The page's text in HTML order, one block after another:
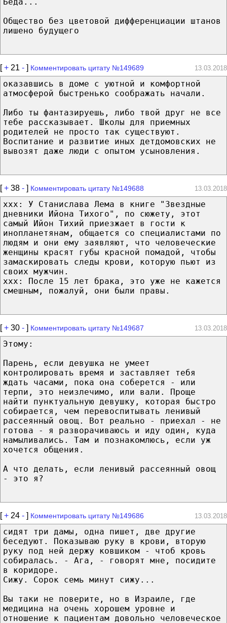
Общество без цветовой дифференциации штанов
лишено будущего
[+ 21 - ] Комментировать цитату №149689 13.03.2018
оказавшись в доме с уютной и комфортной
атмосферой быстренько соображать начали.
Либо ты фантазируешь, либо твой друг не все
тебе рассказывает. Школы для приемных
родителей не просто так существуют.
Воспитание и развитие иных детдомовских не
вывозят даже люди с опытом усыновления.
[+ 38 - ] Комментировать цитату №149688 13.03.2018
xxx: У Станислава Лема в книге "Звездные
дневники Ийона Тихого", по сюжету, этот
самый Ийон Тихий приезжает в гости к
инопланетянам, общается со специалистами по
людям и они ему заявляют, что человеческие
женщины красят губы красной помадой, чтобы
замаскировать следы крови, которую пьют из
своих мужчин.
xxx: После 15 лет брака, это уже не кажется
смешным, пожалуй, они были правы.
[+ 30 - ] Комментировать цитату №149687 13.03.2018
Этому:
Парень, если девушка не умеет
контролировать время и заставляет тебя
ждать часами, пока она соберется - или
терпи, это неизлечимо, или вали. Проще
найти пунктуальную девушку, которая быстро
собирается, чем перевоспитывать ленивый
рассеянный овощ. Вот реально - приехал - не
готова - я разворачиваюсь и иду один, куда
намыливались. Там и познакомлюсь, если уж
хочется общения.
А что делать, если ленивый рассеянный овощ
- это я?
[+ 24 - ] Комментировать цитату №149686 13.03.2018
сидят три дамы, одна пишет, две другие
беседуют. Показываю руку в крови, вторую
руку под ней держу ковшиком - чтоб кровь
собиралась. - Ага, - говорят мне, посидите
в коридоре.
Сижу. Сорок семь минут сижу...
Вы таки не поверите, но в Израиле, где
медицина на очень хорошем уровне и
отношение к пациентам довольно человеческое